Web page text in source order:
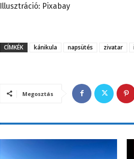
Illusztráció: Pixabay
CÍMKÉK kánikula napsütés zivatar
Megosztás